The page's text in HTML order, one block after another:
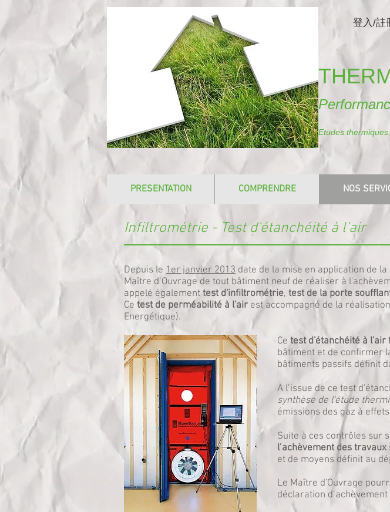
登入/註
Etudes
PRESENTATION COMPRENDRE NOS
Infiltrométrie - Test d'étanchéité à l'air
Depuis le 1er janvier 2013 date de la mise en application de
Maître d’Ouvrage de tout bâtiment neuf de réaliser à
appelé également test d'infiltrométrie, test de la porte
Ce test de perméabilité à l'air est accompagné de la
Energétique).
Ce test d'étanchéité à l'air
bâtiment et de confirmer
bâtiments passifs définit
A l’issue de ce test
synthèse de l'étude
émissions des gaz à
Suite à ces contrôles sur
l’achèvement des travaux
et de moyens définit au
Le Maître d'Ouvrage
déclaration